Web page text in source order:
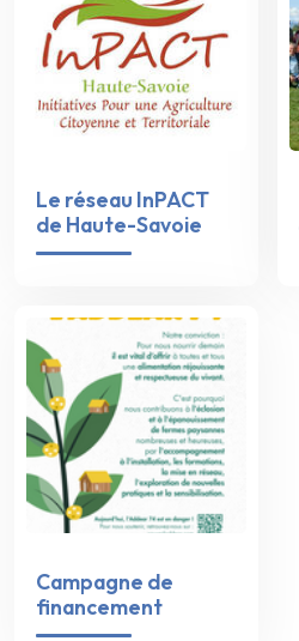
Le réseau InPACT
de Haute-Savoie
Campagne de
financement